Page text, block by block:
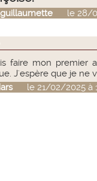
le 28/
faire mon premier
J'espère que je ne
le 21/02/2025 à